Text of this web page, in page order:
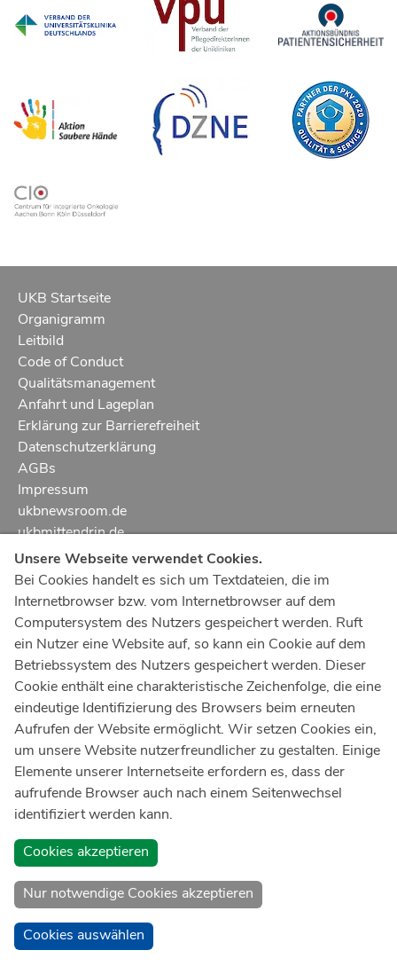
UKB Startseite
Organigramm
Leitbild
Code of Conduct
Qualitätsmanagement
Anfahrt und Lageplan
Erklärung zur Barrierefreiheit
Datenschutzerklärung
AGBs
Impressum
ukbnewsroom.de
ukbmittendrin.de
Notruf112
Ärztlicher Notdienst116 117
Giftnotrufzentrale
Tel: +49 22819240
Notfallzentrum Bonn
Kindernotfallzentrum Bonn
UKB-Telefonzentrale
+49 228287 0
Spenden Sie online an das Universitätsklinikum Bonn
Unsere Webseite verwendet Cookies.
Bei Cookies handelt es sich um Textdateien, die im
Internetbrowser bzw. vom Internetbrowser auf dem
Computersystem des Nutzers gespeichert werden. Ruft
ein Nutzer eine Website auf, so kann ein Cookie auf dem
Betriebssystem des Nutzers gespeichert werden. Dieser
Cookie enthält eine charakteristische Zeichenfolge, die eine
eindeutige Identifizierung des Browsers beim erneuten
Aufrufen der Website ermöglicht. Wir setzen Cookies ein,
um unsere Website nutzerfreundlicher zu gestalten. Einige
Elemente unserer Internetseite erfordern es, dass der
aufrufende Browser auch nach einem Seitenwechsel
identifiziert werden kann.
Cookies akzeptieren
Nur notwendige Cookies akzeptieren
Cookies auswählen